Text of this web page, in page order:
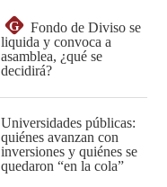
G
Fondo de Diviso se
liquida y convoca a
asamblea, ¿qué se
decidirá?
Universidades públicas:
quiénes avanzan con
inversiones y quiénes se
quedaron “en la cola”